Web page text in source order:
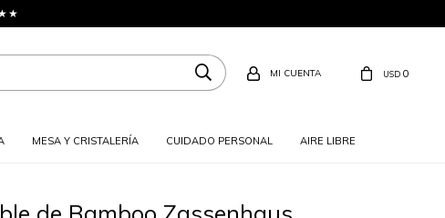
MESA Y CRISTALERÍA CUIDADO PERSONAL AIRE LIBRE
USD 0